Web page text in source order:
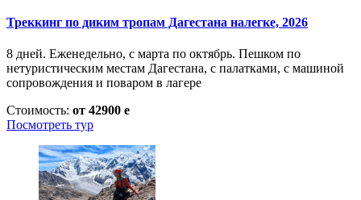
Треккинг по диким тропам Дагестана налегке, 2026
8 дней. Еженедельно, с марта по октябрь. Пешком по
нетуристическим местам Дагестана, с палатками, с машиной
сопровождения и поваром в лагере
Стоимость: от 42900 e
Посмотреть тур